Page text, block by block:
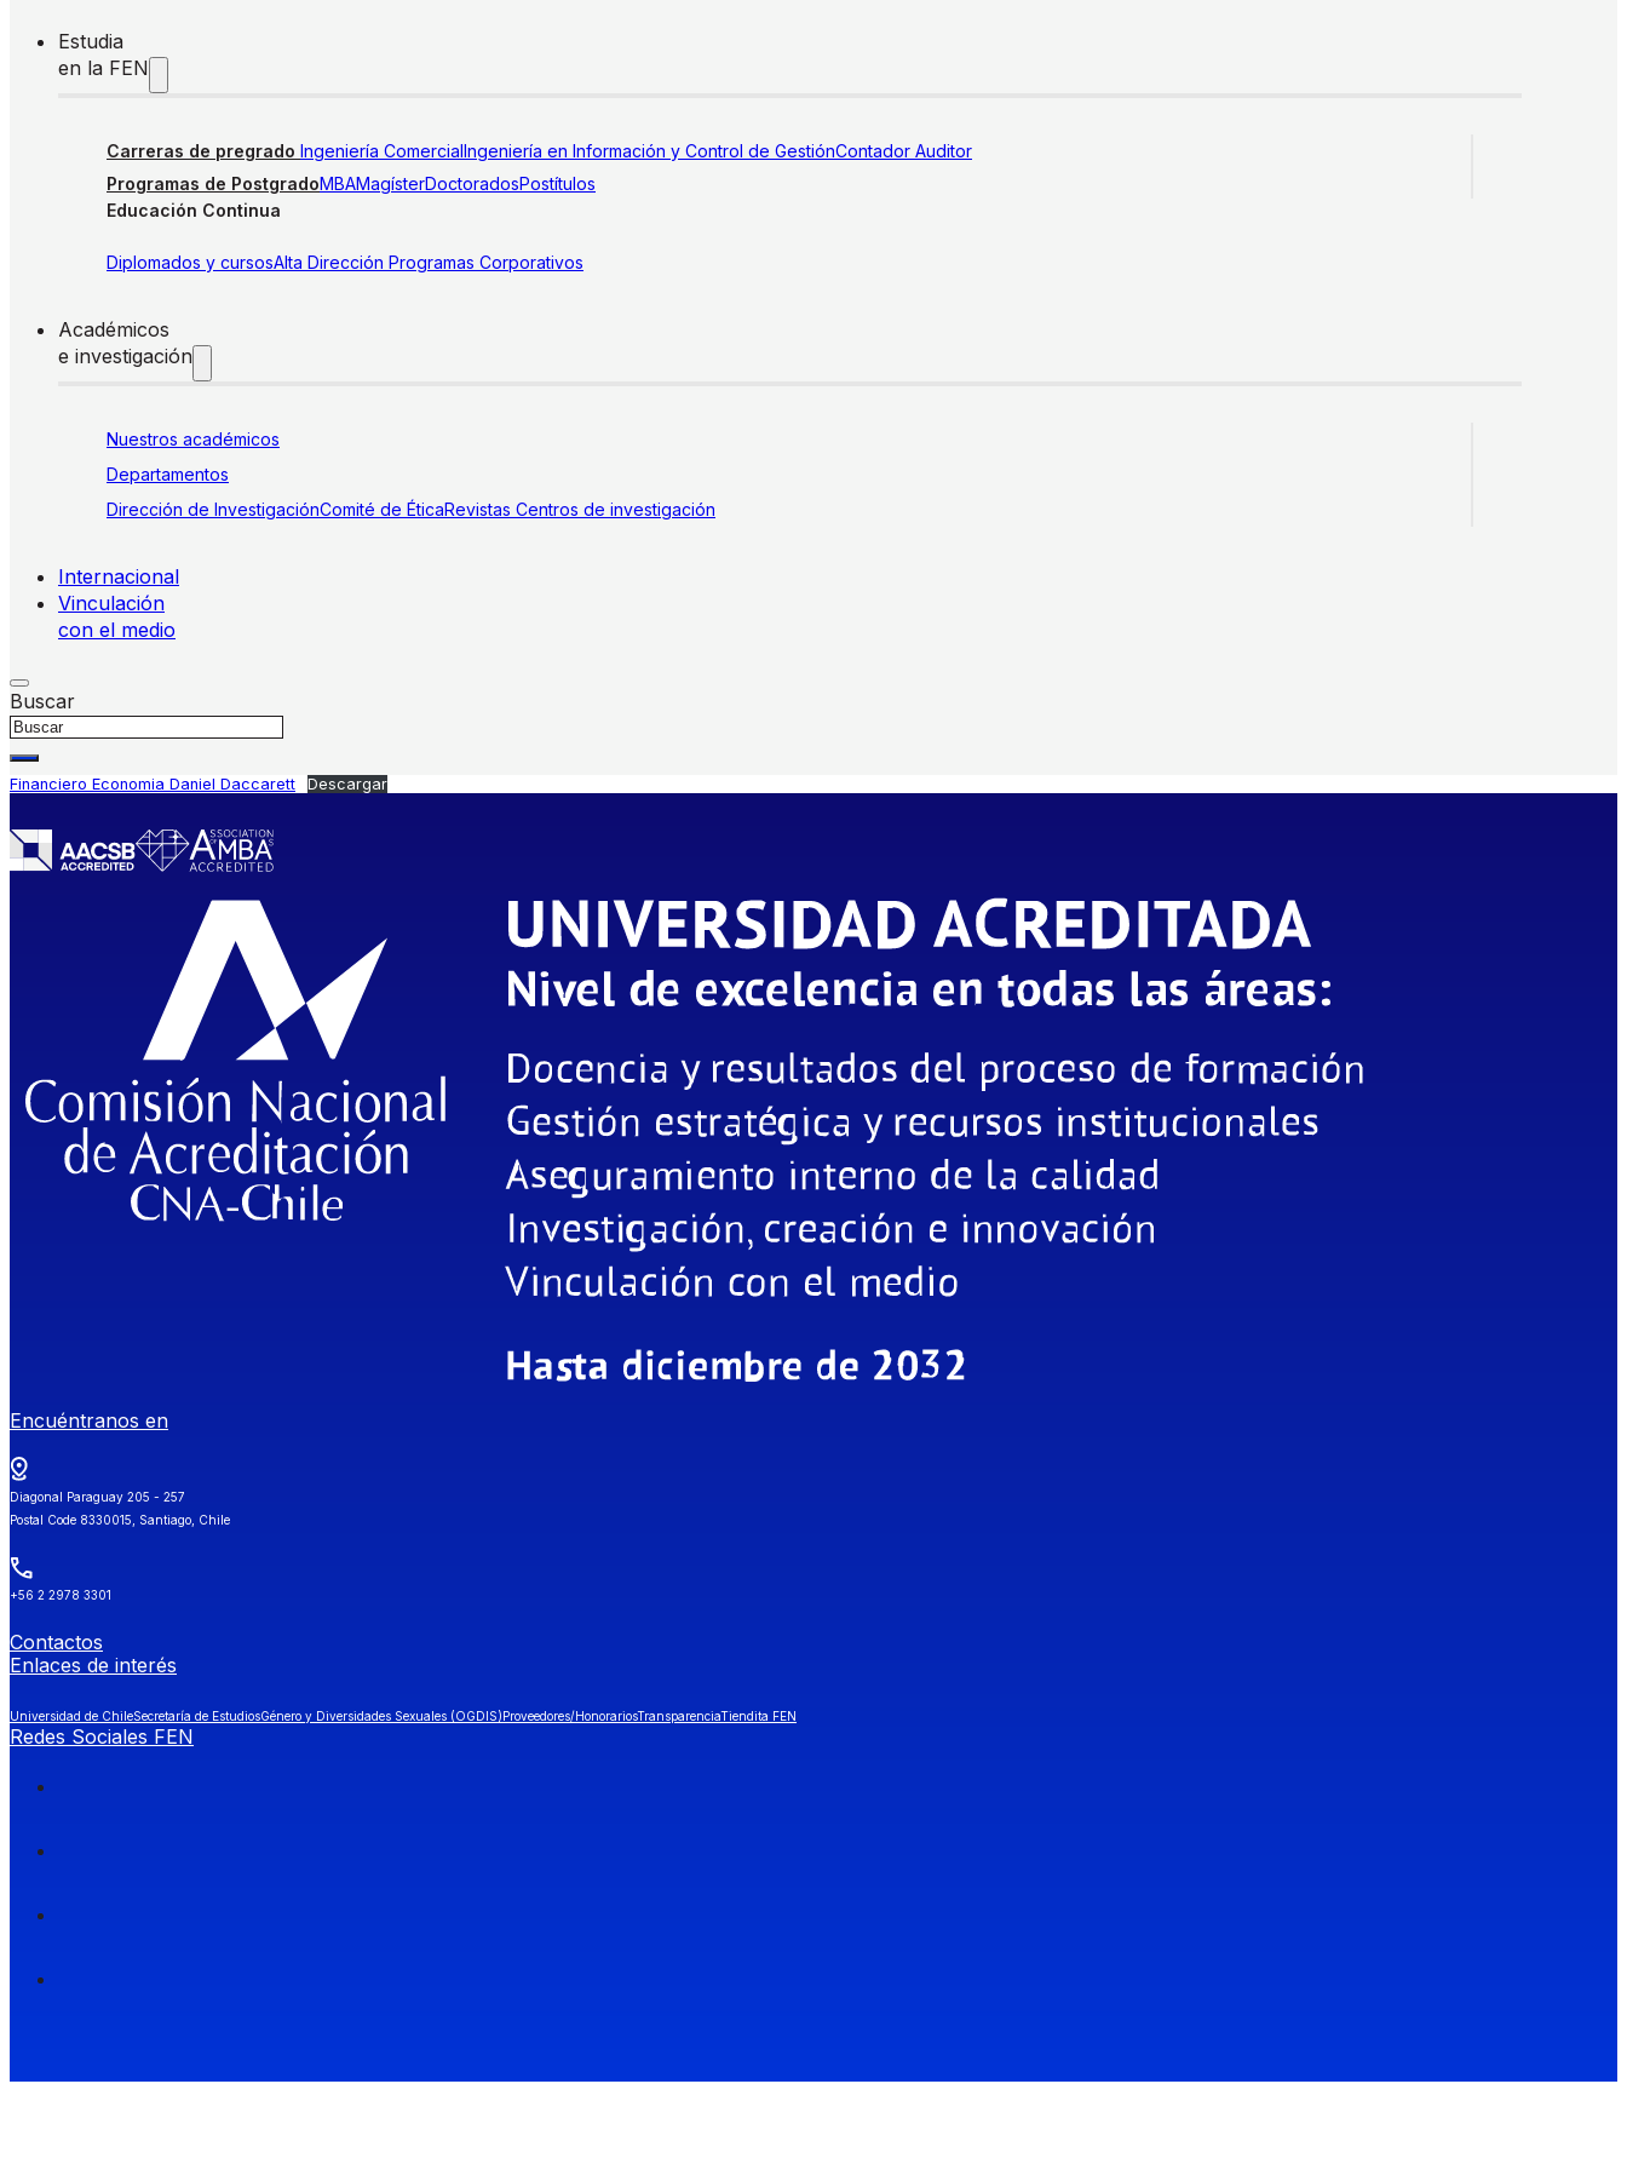
Estudia
en la FEN
Carreras de pregrado Ingeniería ComercialIngeniería en Información y Control de GestiónContador Auditor
Programas de PostgradoMBAMagísterDoctoradosPostítulos
Educación Continua
Diplomados y cursosAlta Dirección Programas Corporativos
Académicos
e investigación
Nuestros académicos
Departamentos
Dirección de InvestigaciónComité de ÉticaRevistas Centros de investigación
Internacional
Vinculación
con el medio
Buscar
Financiero Economia Daniel Daccarett Descargar
Encuéntranos en
Diagonal Paraguay 205 - 257
Postal Code 8330015, Santiago, Chile
+56 2 2978 3301
Contactos
Enlaces de interés
Universidad de ChileSecretaría de EstudiosGénero y Diversidades Sexuales (OGDIS)Proveedores/HonorariosTransparenciaTiendita FEN
Redes Sociales FEN